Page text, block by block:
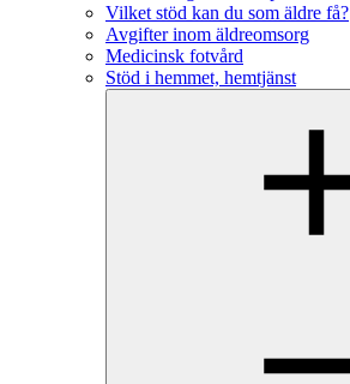
Vilket stöd kan du som äldre få?
Avgifter inom äldreomsorg
Medicinsk fotvård
Stöd i hemmet, hemtjänst